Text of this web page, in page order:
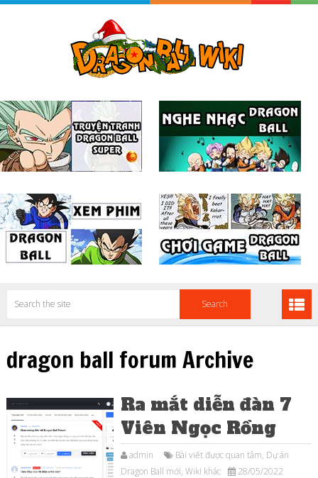
dragon ball forum Archive
Ra mắt diễn đàn 7
Viên Ngọc Rồng
admin Bài viết được quan tâm, Dự án
Dragon Ball mới,Wiki khác 28/05/2022